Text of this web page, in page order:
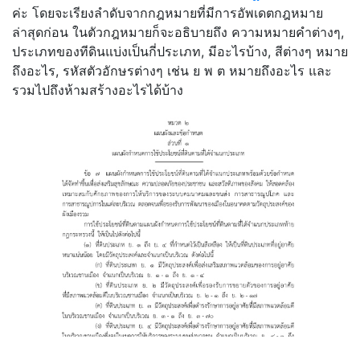
ค่ะ โดยจะเรียงลำดับจากกฎหมายที่มีการอัพเดตกฎหมาย
ล่าสุดก่อน ในตัวกฎหมายก็จะอธิบายถึง ความหมายคำต่างๆ,
ประเภทของทีดินแบ่งเป็นกี่ประเภท, มีอะไรบ้าง, สีต่างๆ หมาย
ถึงอะไร, รหัสตัวอักษรต่างๆ เช่น ย พ ต หมายถึงอะไร และ
รวมไปถึงห้ามสร้างอะไรได้บ้าง